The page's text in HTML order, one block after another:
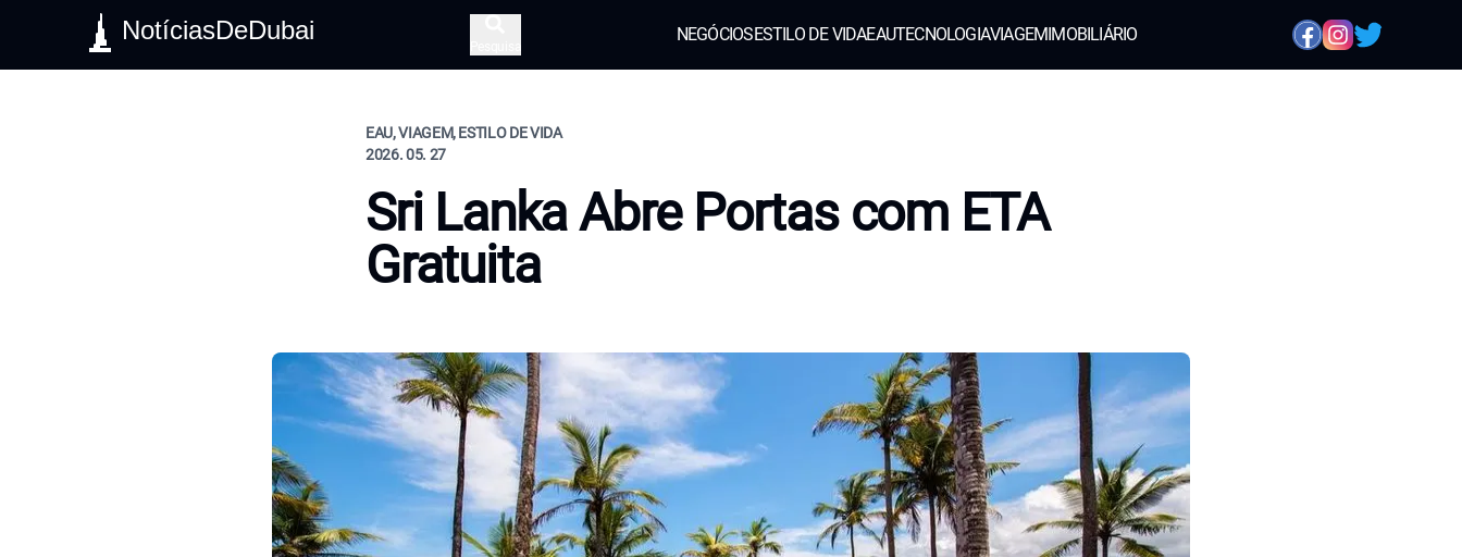
NotíciasDeDubai NEGÓCIOSESTILO DE VIDAEAUTECNOLOGIAVIAGEMIMOBILIÁRIO
EAU, VIAGEM, ESTILO DE VIDA
2026. 05. 27
Sri Lanka Abre Portas com ETA
Gratuita